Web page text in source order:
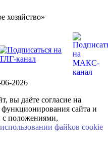
хозяйство»
2026
вы даёте согласие на
сайта и
с положениями,
файkов cookie